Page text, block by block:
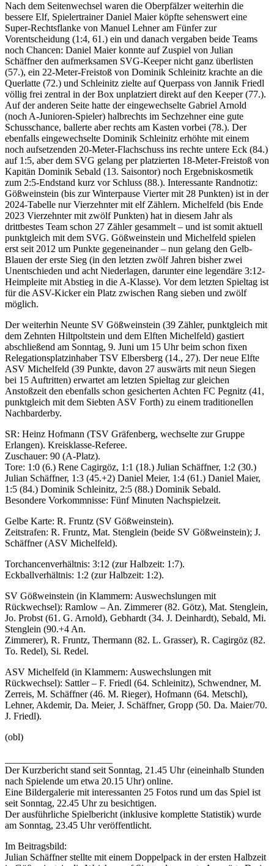
Nach dem Seitenwechsel waren die Oberpfälzer weiterhin die
bessere Elf, Spielertrainer Daniel Maier köpfte sehenswert eine
Super-Rechtsflanke von Manuel Lehner am Fünfer zur
Vorentscheidung (1:4, 61.) ein und danach vergaben beide Teams
noch Chancen: Daniel Maier konnte auf Zuspiel von Julian
Schäffner den aufmerksamen SVG-Keeper nicht ganz überlisten
(57.), ein 22-Meter-Freistoß von Dominik Schleinitz krachte an die
Querlatte (72.) und Schleinitz zielte auf Querpass von Jannik Friedl
völlig frei zentral in der Box unplatziert direkt auf den Keeper (77.).
Auf der anderen Seite hatte der eingewechselte Gabriel Arnold
(noch A-Junioren-Spieler) halbrechts im Sechzehner eine gute
Schusschance, ballerte aber rechts am Kasten vorbei (78.). Der
ebenfalls eingewechselte Dominik Schleinitz erhöhte mit einem
noch aufsetzenden 20-Meter-Flachschuss ins rechte untere Eck (84.)
auf 1:5, aber dem SVG gelang per platzierten 18-Meter-Freistoß von
Kapitän Dominik Sebald (13. Saisontor) noch Ergebniskosmetik
zum 2:5-Endstand kurz vor Schluss (88.). Interessante Randnotiz:
Gößweinstein (bis zur Winterpause Vierter mit 28 Punkten) ist in der
2024-Tabelle nur Vierzehnter mit elf Zählern. Michelfeld (bis Ende
2023 Vierzehnter mit zwölf Punkten) hat in diesem Jahr als
drittbestes Team schon 27 Zähler gesammelt – und ist somit aktuell
punktgleich mit dem SVG. Gößweinstein und Michelfeld spielen
erst seit 2012 um Punkte gegeneinander – nun gelang den Gelb-
Blauen der erste Sieg (in den letzten zwölf Jahren bisher zwei
Unentschieden und acht Niederlagen, darunter eine legendäre 3:12-
Heimpleite mit Abstieg in die A-Klasse). Vor dem letzten Spieltag ist
für die ASV-Kicker ein Platz zwischen Rang sieben und zwölf
möglich.
Der weiterhin Neunte SV Gößweinstein (39 Zähler, punktgleich mit
dem Zehnten Hiltpoltstein und dem Elften Michelfeld) gastiert
abschließend am Sonntag, 9. Juni um 15 Uhr beim schon fixen
Relegationsplatzinhaber TSV Elbersberg (14., 27). Der neue Elfte
ASV Michelfeld (39 Punkte, davon 27 auswärts mit neun Siegen
bei 15 Auftritten) erwartet am letzten Spieltag zur gleichen
Anstoßzeit den ebenfalls schon gesicherten Achten FC Pegnitz (41,
punktgleich mit dem Siebten ASV Forth) zu einem traditionellen
Nachbarderby.
SR: Heinz Hofmann (TSV Gräfenberg, wechselte zur Gruppe
Erlangen). Kreisklasse-Referee.
Zuschauer: 90 (A-Platz).
Tore: 1:0 (6.) Rene Cagirgöz, 1:1 (18.) Julian Schäffner, 1:2 (30.)
Julian Schäffner, 1:3 (45.+2) Daniel Meier, 1:4 (61.) Daniel Maier,
1:5 (84.) Dominik Schleinitz, 2:5 (88.) Dominik Sebald.
Besondere Vorkommnisse: Fünf Minuten Nachspielzeit.
Gelbe Karte: R. Fruntz (SV Gößweinstein).
Zeitstrafen: R. Fruntz, Mat. Stenglein (beide SV Gößweinstein); J.
Schäffner (ASV Michelfeld).
Torchancenverhältnis: 3:12 (zur Halbzeit: 1:7).
Eckballverhältnis: 1:2 (zur Halbzeit: 1:2).
SV Gößweinstein (in Klammern: Auswechslungen mit
Rückwechsel): Ramlow – An. Zimmerer (82. Götz), Mat. Stenglein,
Jo. Probst (61. G. Arnold), Gebhardt (34. J. Deinhardt), Sebald, Mi.
Stenglein (90.+4 An.
Zimmerer), R. Fruntz, Thermann (82. L. Grasser), R. Cagirgöz (82.
To. Redel), Si. Redel.
ASV Michelfeld (in Klammern: Auswechslungen mit
Rückwechsel): Sattler – F. Friedl (64. Schleinitz), Schwendner, M.
Zerreis, M. Schäffner (46. M. Rieger), Hofmann (64. Metschl),
Lehner, Akdemir, Da. Meier, J. Schäffner, Gropp (50. Da. Maier/70.
J. Friedl).
(obl)
Der Kurzbericht stand seit Sonntag, 21.45 Uhr (eineinhalb Stunden
nach Spielende um etwa 20.15 Uhr) online.
Eine Bildergalerie mit interessanten 25 Fotos rund um das Spiel ist
seit Sonntag, 22.45 Uhr zu besichtigen.
Der ausführliche Spielbericht (inklusive komplette Statistik) wurde
am Sonntag, 23.45 Uhr veröffentlicht.
Im Beitragsbild:
Julian Schäffner stellte mit einem Doppelpack in der ersten Halbzeit